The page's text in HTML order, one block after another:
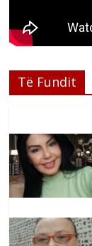
Të Fundit